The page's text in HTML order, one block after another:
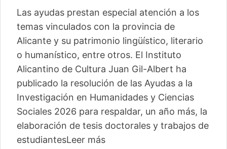
Las ayudas prestan especial atención a los
temas vinculados con la provincia de
Alicante y su patrimonio lingüístico, literario
o humanístico, entre otros. El Instituto
Alicantino de Cultura Juan Gil-Albert ha
publicado la resolución de las Ayudas a la
Investigación en Humanidades y Ciencias
Sociales 2026 para respaldar, un año más, la
elaboración de tesis doctorales y trabajos de
estudiantesLeer más